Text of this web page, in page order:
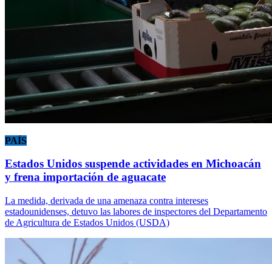
PAÍS
Estados Unidos suspende actividades en Michoacán
y frena importación de aguacate
La medida, derivada de una amenaza contra intereses
estadounidenses, detuvo las labores de inspectores del Departamento
de Agricultura de Estados Unidos (USDA)